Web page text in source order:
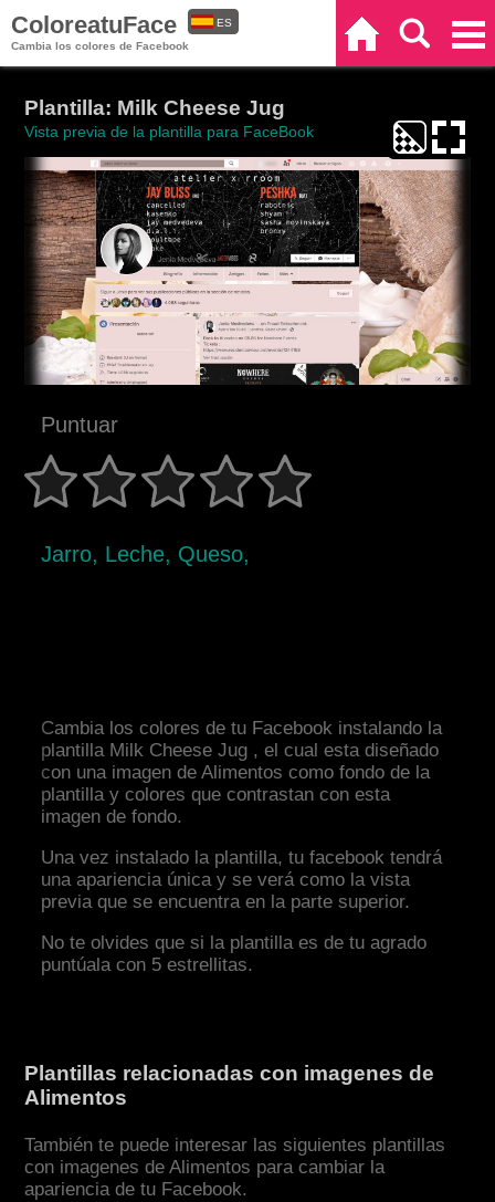
ColoreatuFace
Cambia los colores de Facebook
ES
Plantilla: Milk Cheese Jug
Vista previa de la plantilla para FaceBook
Puntuar
Jarro, Leche, Queso,
Cambia los colores de tu Facebook instalando la
plantilla Milk Cheese Jug , el cual esta diseñado
con una imagen de Alimentos como fondo de la
plantilla y colores que contrastan con esta
imagen de fondo.
Una vez instalado la plantilla, tu facebook tendrá
una apariencia única y se verá como la vista
previa que se encuentra en la parte superior.
No te olvides que si la plantilla es de tu agrado
puntúala con 5 estrellitas.
Plantillas relacionadas con imagenes de
Alimentos
También te puede interesar las siguientes plantillas
con imagenes de Alimentos para cambiar la
apariencia de tu Facebook.